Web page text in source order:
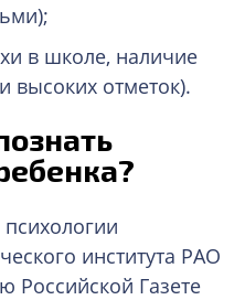
в школе, наличие
высоких отметок).
института РАО
Российской Газете